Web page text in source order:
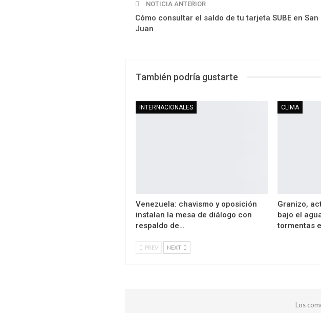
NOTICIA ANTERIOR
Cómo consultar el saldo de tu tarjeta SUBE en San
Juan
También podría gustarte
INTERNACIONALES
Venezuela: chavismo y oposición
instalan la mesa de diálogo con
respaldo de…
CLIMA
Granizo,
bajo el
tormentas
PREV NEXT
Los